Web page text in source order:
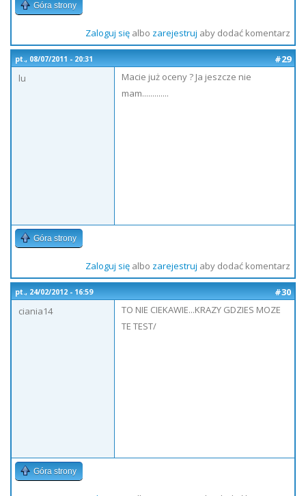
Góra strony
Zaloguj sięalbo zarejestruj aby dodać komentarz
pt., 08/07/2011 - 20:31
#29
lu
Macie już oceny ? Ja jeszcze nie
mam.............
Góra strony
Zaloguj sięalbo zarejestruj aby dodać komentarz
pt., 24/02/2012 - 16:59
#30
ciania14
TO NIE CIEKAWIE...KRAZY GDZIES MOZE
TE TEST/
Góra strony